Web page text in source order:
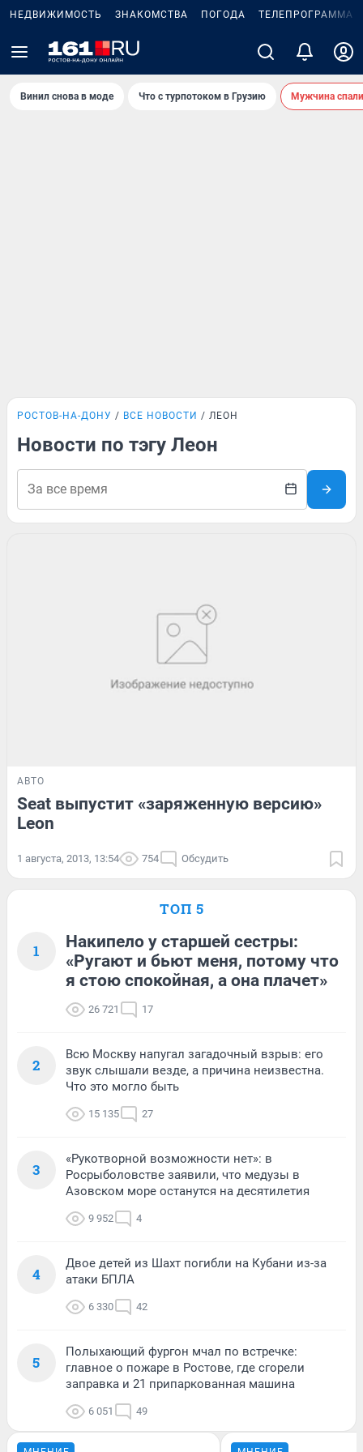
НЕДВИЖИМОСТЬ ЗНАКОМСТВА ПОГОДА ТЕЛЕПРОГРАММА
Винил снова в моде Что с турпотоком в Грузию Мужчина
РОСТОВ-НА-ДОНУ ВСЕ НОВОСТИ ЛЕОН
Новости по тэгу Леон
АВТО
Seat выпустит «заряженную версию»
Leon
1 августа, 2013, 13:54 754 Обсудить
ТОП 5
1
Накипело у старшей сестры:
«Ругают и бьют меня, потому что
я стою спокойная, а она плачет»
26 721 17
2
Всю Москву напугал загадочный взрыв: его
звук слышали везде, а причина неизвестна.
Что это могло быть
15 135 27
3
«Рукотворной возможности нет»: в
Росрыболовстве заявили, что медузы в
Азовском море останутся на десятилетия
9 952 4
4
Двое детей из Шахт погибли на Кубани из-за
атаки БПЛА
6 330 42
5
Полыхающий фургон мчал по встречке:
главное о пожаре в Ростове, где сгорели
заправка и 21 припаркованная машина
6 051 49